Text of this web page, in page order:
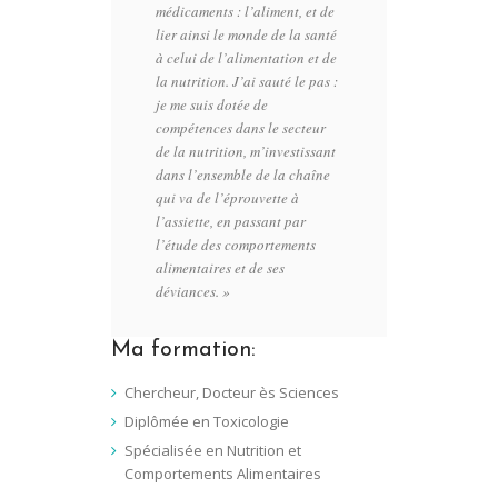
médicaments : l’aliment, et de
lier ainsi le monde de la santé
à celui de l’alimentation et de
la nutrition. J’ai sauté le pas :
je me suis dotée de
compétences dans le secteur
de la nutrition, m’investissant
dans l’ensemble de la chaîne
qui va de l’éprouvette à
l’assiette, en passant par
l’étude des comportements
alimentaires et de ses
déviances. »
Ma formation:
Chercheur, Docteur ès Sciences
Diplômée en Toxicologie
Spécialisée en Nutrition et
Comportements Alimentaires